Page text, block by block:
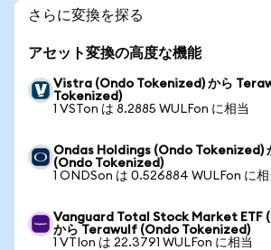
さらに変換を探る
アセット変換の高度な機能
Vistra (Ondo Tokenized) から
Tokenized)
1 VSTon は 8.2885 WULFon に相当
Ondas Holdings (Ondo Tokenized)
(Ondo Tokenized)
1 ONDSon は 0.526884 WULFon に相
Vanguard Total Stock Market ETF
から Terawulf (Ondo Tokenized)
1 VTIon は 22.3791 WULFon に相当